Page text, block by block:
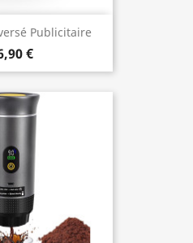
Publicitaire
€